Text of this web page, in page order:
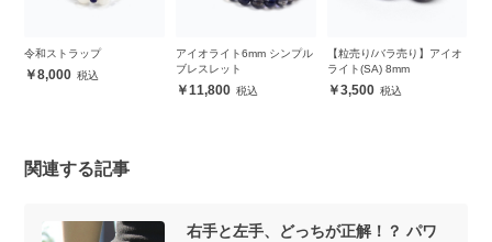
令和ストラップ
8,000
アイオライト6mm シンプル
ブレスレット
11,800
【粒売り/バラ売り】アイオ
ライト(SA) 8mm
3,500
関連する記事
右手と左手、どっちが正解！？ パワ